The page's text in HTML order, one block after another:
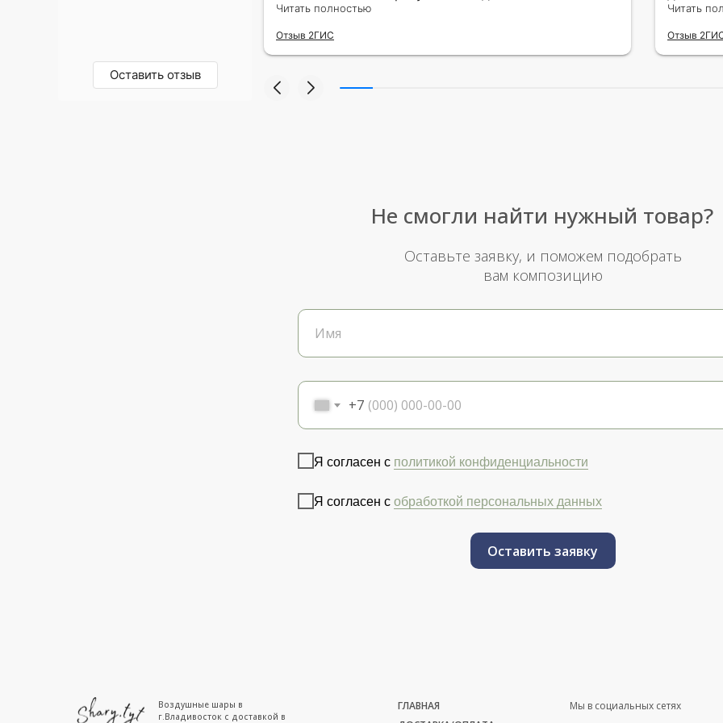
Оставить отзыв
адресу.Качество исполнения и упаковки на 5.Жена
Читать полностью
Отзыв 2ГИС
другу в
Читать
Отзыв
+7
Я согласен с политикой конфиденциальности
Я согласен с обработкой персональных данных
Оставить заявку
Не смогли найти нужный товар?
Оставьте заявку, и поможем подобрать
вам композицию
ГЛАВНАЯ
Воздушные шары в
г.Владивосток с доставкой в
Мы в социальных сетях